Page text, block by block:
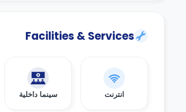
Facilities & Services
انترنت سينما داخلية